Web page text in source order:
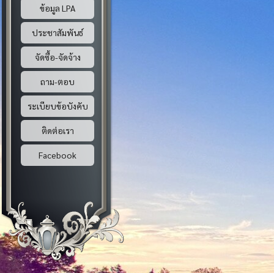
ข้อมูล LPA
ประชาสัมพันธ์
จัดซื้อ-จัดจ้าง
ถาม-ตอบ
ระเบียบข้อบังคับ
ติดต่อเรา
Facebook